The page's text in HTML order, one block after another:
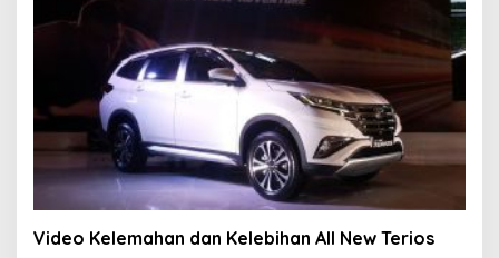
Video Kelemahan dan Kelebihan All New Terios